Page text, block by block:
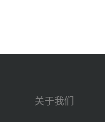
关于我们